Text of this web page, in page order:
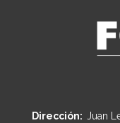
Dirección: Juan